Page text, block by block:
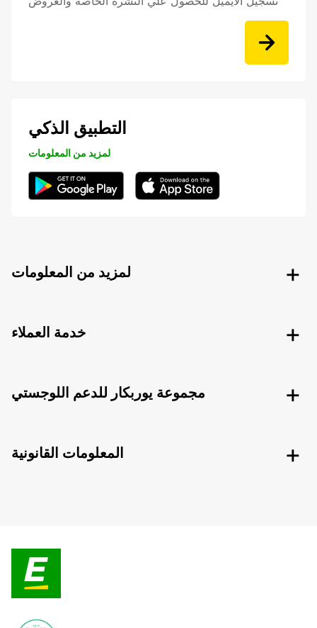
التطبيق الذكي
لمزيد من المعلومات
لمزيد من المعلومات
خدمة العملاء
مجموعة يوربكار للدعم اللوجستي
المعلومات القانونية